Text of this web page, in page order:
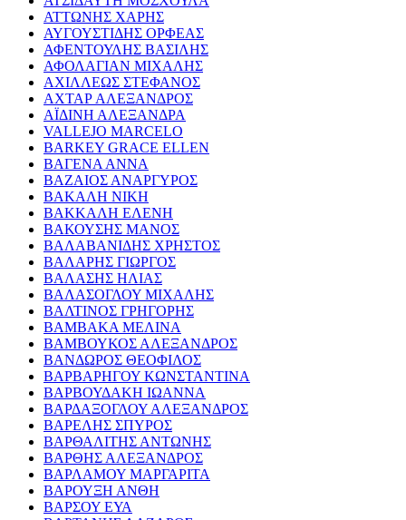
ΑΤΤΩΝΗΣ ΧΑΡΗΣ
ΑΥΓΟΥΣΤΙΔΗΣ ΟΡΦΕΑΣ
ΑΦΕΝΤΟΥΛΗΣ ΒΑΣΙΛΗΣ
ΑΦΟΛΑΓΙΑΝ ΜΙΧΑΛΗΣ
ΑΧΙΛΛΕΩΣ ΣΤΕΦΑΝΟΣ
ΑΧΤΑΡ ΑΛΕΞΑΝΔΡΟΣ
ΑΪΔΙΝΗ ΑΛΕΞΑΝΔΡΑ
VALLEJO MARCELO
BARKEY GRACE ELLEN
ΒΑΓΕΝΑ ΑΝΝΑ
ΒΑΖΑΙΟΣ ΑΝΑΡΓΥΡΟΣ
ΒΑΚΑΛΗ ΝΙΚΗ
ΒΑΚΚΑΛΗ ΕΛΕΝΗ
ΒΑΚΟΥΣΗΣ ΜΑΝΟΣ
ΒΑΛΑΒΑΝΙΔΗΣ ΧΡΗΣΤΟΣ
ΒΑΛΑΡΗΣ ΓΙΩΡΓΟΣ
ΒΑΛΑΣΗΣ ΗΛΙΑΣ
ΒΑΛΑΣΟΓΛΟΥ ΜΙΧΑΛΗΣ
ΒΑΛΤΙΝΟΣ ΓΡΗΓΟΡΗΣ
ΒΑΜΒΑΚΑ ΜΕΛΙΝΑ
ΒΑΜΒΟΥΚΟΣ ΑΛΕΞΑΝΔΡΟΣ
ΒΑΝΔΩΡΟΣ ΘΕΟΦΙΛΟΣ
ΒΑΡΒΑΡΗΓΟΥ ΚΩΝΣΤΑΝΤΙΝΑ
ΒΑΡΒΟΥΔΑΚΗ ΙΩΑΝΝΑ
ΒΑΡΔΑΞΟΓΛΟΥ ΑΛΕΞΑΝΔΡΟΣ
ΒΑΡΕΛΗΣ ΣΠΥΡΟΣ
ΒΑΡΘΑΛΙΤΗΣ ΑΝΤΩΝΗΣ
ΒΑΡΘΗΣ ΑΛΕΞΑΝΔΡΟΣ
ΒΑΡΛΑΜΟΥ ΜΑΡΓΑΡΙΤΑ
ΒΑΡΟΥΞΗ ΑΝΘΗ
ΒΑΡΣΟΥ ΕΥΑ